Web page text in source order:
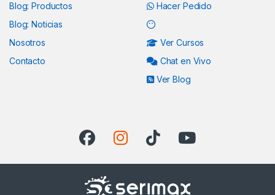
Blog: Productos
Blog: Noticias
Nosotros
Contacto
Hacer Pedido
Ver Cursos
Chat en Vivo
Ver Blog